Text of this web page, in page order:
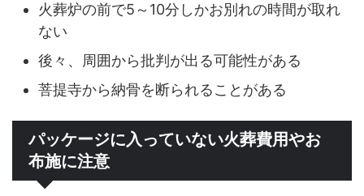
火葬炉の前で5～10分しかお別れの時間が取れ
ない
後々、周囲から批判が出る可能性がある
菩提寺から納骨を断られることがある
パッケージに入っていない火葬費用やお
布施に注意